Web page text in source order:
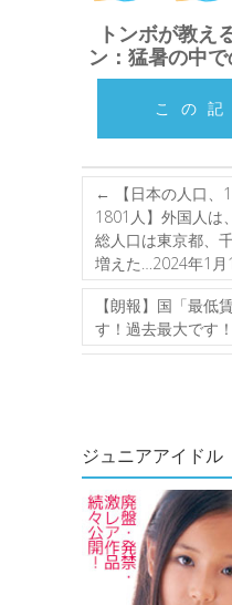
トンボが教え
ン：猛暑の中
この
←
【日本の人口
1801人】外国人は
総人口は東京都、
増えた…2024年1月
【朗報】国「最低
す！過去最大です
ジュニアアイドル